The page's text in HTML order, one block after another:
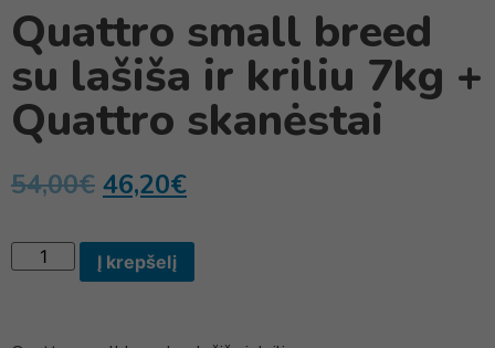
Quattro small breed
su lašiša ir kriliu 7kg +
Quattro skanėstai
54,00€ 46,20€
Į krepšelį